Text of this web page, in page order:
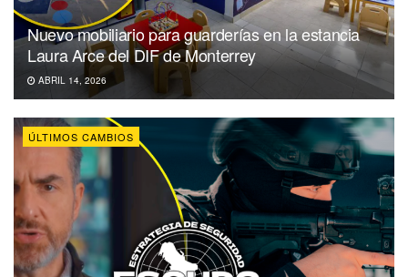
Nuevo mobiliario para guarderías en la estancia
Laura Arce del DIF de Monterrey
ABRIL 14, 2026
ÚLTIMOS CAMBIOS